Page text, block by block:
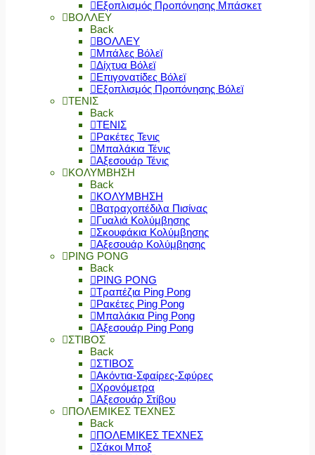
Εξοπλισμός Προπόνησης Μπάσκετ
ΒΟΛΛΕΥ
Back
ΒΟΛΛΕΥ
Μπάλες Βόλεϊ
Δίχτυα Βόλεϊ
Επιγονατίδες Βόλεϊ
Εξοπλισμός Προπόνησης Βόλεϊ
ΤΕΝΙΣ
Back
ΤΕΝΙΣ
Ρακέτες Τενις
Μπαλάκια Τένις
Αξεσουάρ Τένις
ΚΟΛΥΜΒΗΣΗ
Back
ΚΟΛΥΜΒΗΣΗ
Βατραχοπέδιλα Πισίνας
Γυαλιά Κολύμβησης
Σκουφάκια Κολύμβησης
Αξεσουάρ Κολύμβησης
PING PONG
Back
PING PONG
Τραπέζια Ping Pong
Ρακέτες Ping Pong
Μπαλάκια Ping Pong
Αξεσουάρ Ping Pong
ΣΤΙΒΟΣ
Back
ΣΤΙΒΟΣ
Ακόντια-Σφαίρες-Σφύρες
Χρονόμετρα
Αξεσουάρ Στίβου
ΠΟΛΕΜΙΚΕΣ ΤΕΧΝΕΣ
Back
ΠΟΛΕΜΙΚΕΣ ΤΕΧΝΕΣ
Σάκοι Μποξ